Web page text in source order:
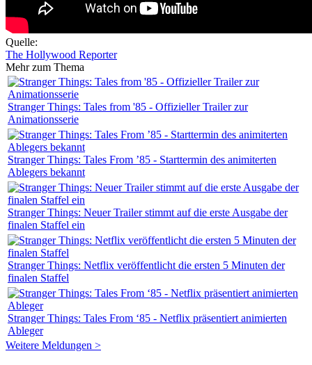
Quelle:
The Hollywood Reporter
Mehr zum Thema
Stranger Things: Tales from '85 - Offizieller Trailer zur
Animationsserie
Stranger Things: Tales From ’85 - Starttermin des animiterten
Ablegers bekannt
Stranger Things: Neuer Trailer stimmt auf die erste Ausgabe der
finalen Staffel ein
Stranger Things: Netflix veröffentlicht die ersten 5 Minuten der
finalen Staffel
Stranger Things: Tales From ‘85 - Netflix präsentiert animierten
Ableger
Weitere Meldungen >